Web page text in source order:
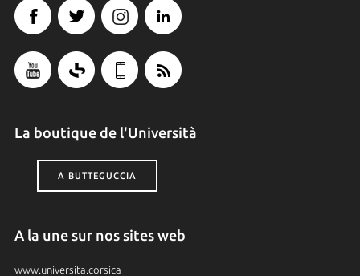
La boutique de l'Università
A BUTTEGUCCIA
A la une sur nos sites web
www.universita.corsica